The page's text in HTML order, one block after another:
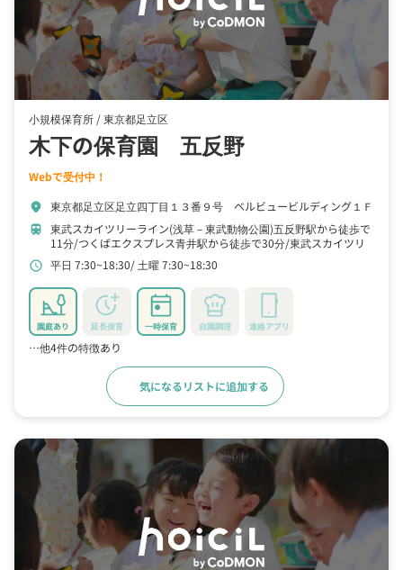
小規模保育所 /東京都足立区
木下の保育園 五反野
Webで受付中！
location_on 東京都足立区足立四丁目１３番９号 ベルビュービルディング１Ｆ
train
東武スカイツリーライン(浅草－東武動物公園)五反野駅から徒歩で
11分 つくばエクスプレス青井駅から徒歩で30分 東武スカイツリ
ーライン(浅草－東武動物公園),東武大師線西新井駅から徒歩で26
分
schedule 平日 7:30~18:30 土曜 7:30~18:30
園庭あり 延長保育 一時保育 自園調理 連絡アプリ
…他4件の特徴あり
気になるリストに追加する